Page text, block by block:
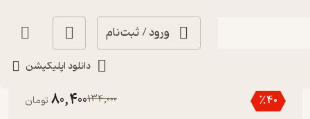
ورود / ثبت‌نام
دانلود اپلیکیشن
٪40
134,000
80,400تومان